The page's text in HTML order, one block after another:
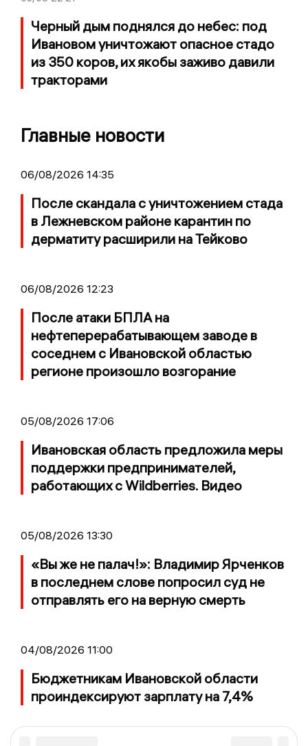
Черный дым поднялся до небес: под
Ивановом уничтожают опасное стадо
из 350 коров, их якобы заживо давили
тракторами
Главные новости
06/08/2026 14:35
После скандала с уничтожением стада
в Лежневском районе карантин по
дерматиту расширили на Тейково
06/08/2026 12:23
После атаки БПЛА на
нефтеперерабатывающем заводе в
соседнем с Ивановской областью
регионе произошло возгорание
05/08/2026 17:06
Ивановская область предложила меры
поддержки предпринимателей,
работающих с Wildberries. Видео
05/08/2026 13:30
«Вы же не палач!»: Владимир Ярченков
в последнем слове попросил суд не
отправлять его на верную смерть
04/08/2026 11:00
Бюджетникам Ивановской области
проиндексируют зарплату на 7,4%